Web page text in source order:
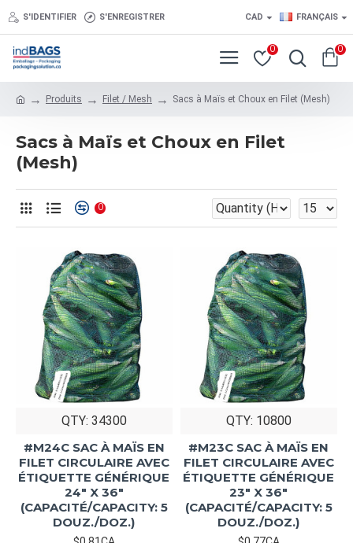
S'IDENTIFIER S'ENREGISTRER CAD FRANÇAIS
0 0
Produits Filet / Mesh Sacs à Maïs et Choux en Filet (Mesh)
Sacs à Maïs et Choux en Filet
(Mesh)
0
QTY: 34300
#M24C SAC À MAÏS EN
FILET CIRCULAIRE AVEC
ÉTIQUETTE GÉNÉRIQUE
24" X 36"
(CAPACITÉ/CAPACITY: 5
DOUZ./DOZ.)
QTY: 10800
#M23C SAC À MAÏS EN
FILET CIRCULAIRE AVEC
ÉTIQUETTE GÉNÉRIQUE
23" X 36"
(CAPACITÉ/CAPACITY: 5
DOUZ./DOZ.)